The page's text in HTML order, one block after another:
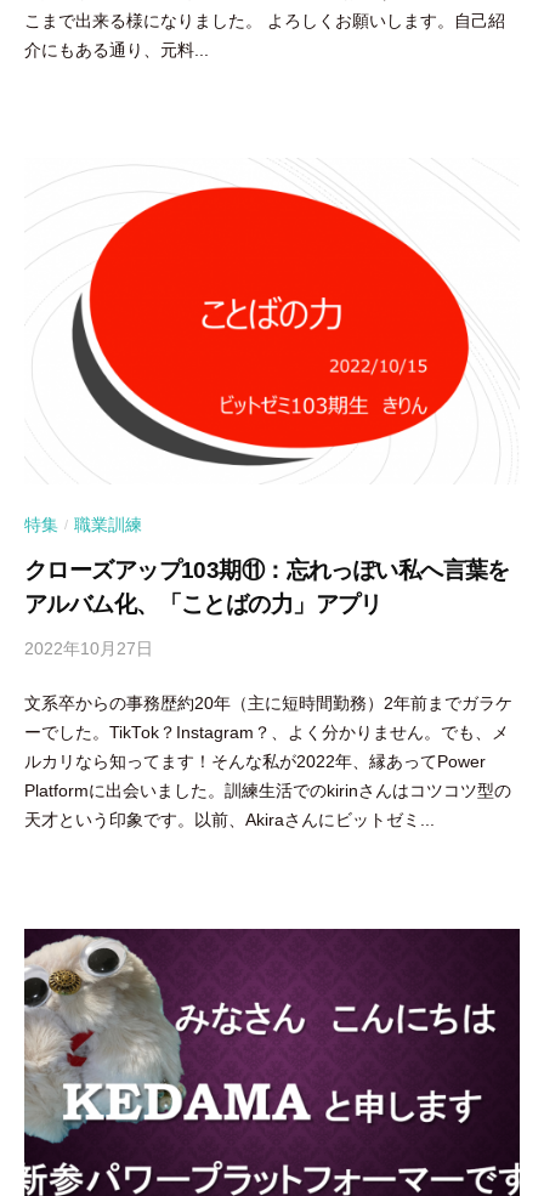
こまで出来る様になりました。 よろしくお願いします。自己紹
介にもある通り、元料...
特集 / 職業訓練
クローズアップ103期⑪：忘れっぽい私へ言葉を
アルバム化、「ことばの力」アプリ
2022年10月27日
隅
田
智
尋
文系卒からの事務歴約20年（主に短時間勤務）2年前までガラケ
ーでした。TikTok？Instagram？、よく分かりません。でも、メ
ルカリなら知ってます！そんな私が2022年、縁あってPower
Platformに出会いました。訓練生活でのkirinさんはコツコツ型の
天才という印象です。以前、Akiraさんにビットゼミ...